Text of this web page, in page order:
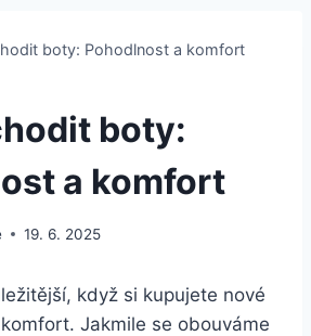
boty: Pohodlnost a komfort
boty:
a komfort
19. 6. 2025
když si kupujete nové
⁣Jakmile se obouváme